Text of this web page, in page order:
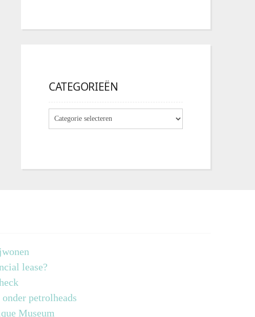
CATEGORIEËN
lease?
petrolheads
Museum